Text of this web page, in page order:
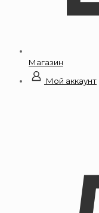
Магазин
Мой аккаунт